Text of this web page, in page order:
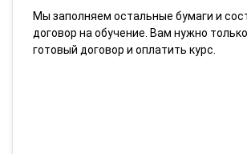
Мы заполняем остальные бумаги и
договор на обучение. Вам нужно
готовый договор и оплатить курс.